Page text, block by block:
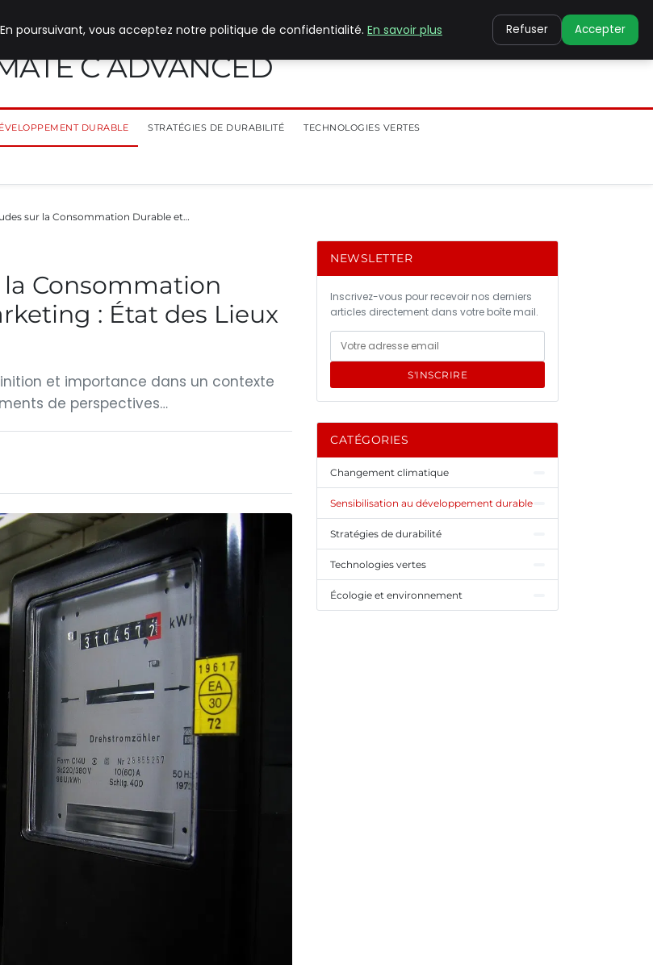
C ADVANCED
DURABLE STRATÉGIES DE DURABILITÉ TECHNOLOGIES VERTES
sur la Consommation Durable et…
la Consommation
: État des Lieux
et importance dans un contexte
de perspectives…
NEWSLETTER
Inscrivez-vous pour recevoir nos derniers
articles directement dans votre boîte mail.
S'INSCRIRE
CATÉGORIES
Changement climatique
Sensibilisation au développement durable
Stratégies de durabilité
Technologies vertes
Écologie et environnement
poursuivant, vous acceptez notre politique de confidentialité. En savoir plus Refuser Accepter